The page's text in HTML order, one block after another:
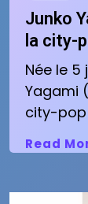
Junko
la city-
Née le 5
Yagami
city-pop
Read